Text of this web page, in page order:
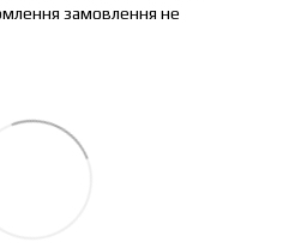
замовлення не